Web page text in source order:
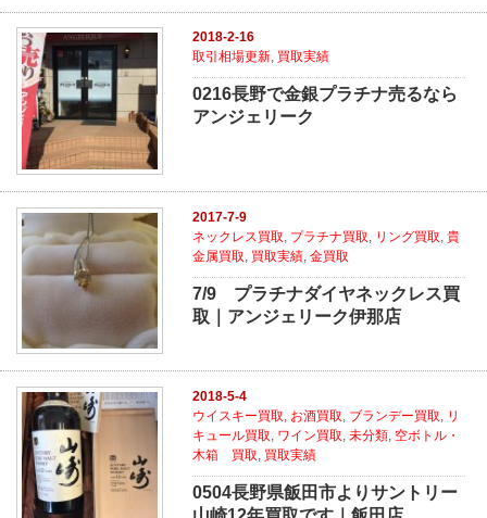
2018-2-16
取引相場更新, 買取実績
0216長野で金銀プラチナ売るなら
アンジェリーク
2017-7-9
ネックレス買取 プラチナ買取 リング買取 ,貴
金属買取 買取実績 ,金買取
7/9 プラチナダイヤネックレス買
取｜アンジェリーク伊那店
2018-5-4
ウイスキー買取, お酒買取, ブランデー買取, リ
キュール買取, ワイン買取,未分類, 空ボトル・
木箱 買取, 買取実績
0504長野県飯田市よりサントリー